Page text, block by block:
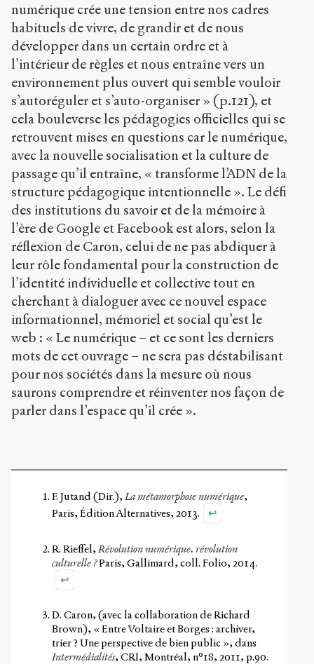
numérique crée une tension entre nos cadres
habituels de vivre, de grandir et de nous
développer dans un certain ordre et à
l’intérieur de règles et nous entraîne vers un
environnement plus ouvert qui semble vouloir
s’autoréguler et s’auto-organiser » (p.121), et
cela bouleverse les pédagogies officielles qui se
retrouvent mises en questions car le numérique,
avec la nouvelle socialisation et la culture de
passage qu’il entraîne, « transforme l’ADN de la
structure pédagogique intentionnelle ». Le défi
des institutions du savoir et de la mémoire à
l’ère de Google et Facebook est alors, selon la
réflexion de Caron, celui de ne pas abdiquer à
leur rôle fondamental pour la construction de
l’identité individuelle et collective tout en
cherchant à dialoguer avec ce nouvel espace
informationnel, mémoriel et social qu’est le
web : « Le numérique – et ce sont les derniers
mots de cet ouvrage – ne sera pas déstabilisant
pour nos sociétés dans la mesure où nous
saurons comprendre et réinventer nos façon de
parler dans l’espace qu’il crée ».
F. Jutand (Dir.),La métamorphose numérique,
Paris, Édition Alternatives, 2013.
↩
R. Rieffel,Révolution numérique, révolution
culturelle ?Paris, Gallimard, coll. Folio, 2014.
↩
D. Caron, (avec la collaboration de Richard
Brown), « Entre Voltaire et Borges : archiver,
trier ? Une perspective de bien public », dans
Intermédialités, CRI, Montréal, n°18, 2011, p.90.